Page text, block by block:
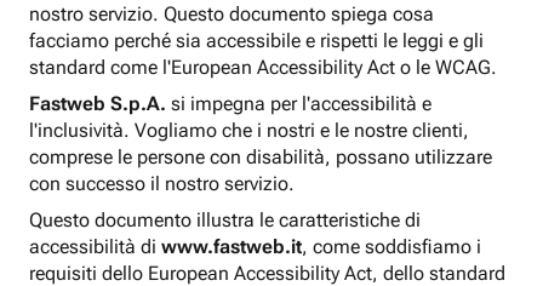
nostro servizio. Questo documento spiega cosa
facciamo perché sia accessibile e rispetti le leggi e gli
standard come l'European Accessibility Act o le WCAG.
Fastweb S.p.A. si impegna per l'accessibilità e
l'inclusività. Vogliamo che i nostri e le nostre clienti,
comprese le persone con disabilità, possano utilizzare
con successo il nostro servizio.
Questo documento illustra le caratteristiche di
accessibilità di www.fastweb.it, come soddisfiamo i
requisiti dello European Accessibility Act, dello standard